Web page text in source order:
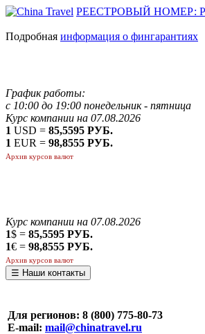
РЕЕСТРОВЫЙ НОМЕР:
Подробная информация о фингарантиях
График работы:
с 10:00 до 19:00 понедельник - пятница
Курс компании на 07.08.2026
1 USD = 85,5595 РУБ.
1 EUR = 98,8555 РУБ.
Архив курсов валют
Курс компании на 07.08.2026
1$ = 85,5595 РУБ.
1€ = 98,8555 РУБ.
Архив курсов валют
☰ Наши контакты
Для регионов: 8 (800) 775-80-73
E-mail: mail@chinatravel.ru